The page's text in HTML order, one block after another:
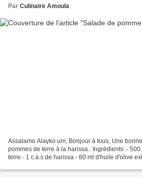
Par Culinaire Amoula
Assalamo Alayko um, Bonjour à tous, Une
pommes de terre à la harissa.. Ingrédients: -
terre - 1 c.à.s de harissa - 60 ml d'huile d'olive